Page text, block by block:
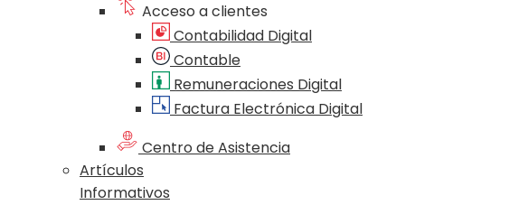
Acceso a clientes
Contabilidad Digital
Contable
Remuneraciones Digital
Factura Electrónica Digital
Centro de Asistencia
Artículos
Informativos